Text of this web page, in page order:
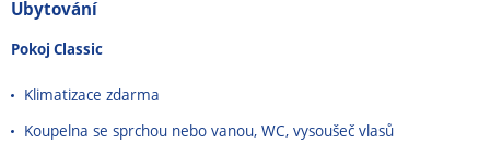
Ubytování
Pokoj Classic
Klimatizace zdarma
Koupelna se sprchou nebo vanou, WC, vysoušeč vlasů